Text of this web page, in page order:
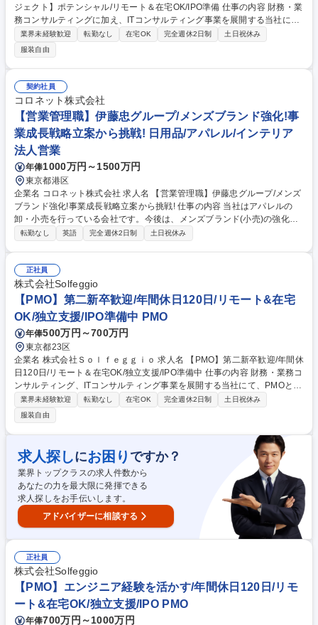
ジェクト】ポテンシャル/リモート＆在宅OK/IPO準備 仕事の内容 財務・業
務コンサルティングに加え、ITコンサルティング事業を展開する当社に
て、PMO（ポテンシャル採用）として、情報セキュリティプロジェクトサ
ポートを担当いただきます。★第二新卒歓迎ポジション 【具体的には】 ■
将来的には、PMOとして1つの案件のメイン担当となっていただくポジシ
ョン（提案書作成、業務の可視化、製品の導入及び運用支援、進捗管理や
報告） ■案件詳細：大手企業/数億から数10億の案件大規模案件に関わるこ
とができ、スキルが磨ける ★独立を目指す社員も多く、スキルを身に付け
たい方を応援する風土です 募集職種 【PMO/情報セキュリティプロジェク
ト】ポテンシャル/リモート＆在宅OK/IPO準備
業界未経験歓迎 転勤なし 在宅OK 完全週休2日制
土日祝休み
服装自由
契約社員
コロネット株式会社
【営業管理職】伊藤忠グループ/メンズブランド強化!事
業成長戦略立案から挑戦! 日用品/アパレル/インテリア
法人営業
年俸1000万円～1500万円
東京都港区
企業名 コロネット株式会社 求人名 【営業管理職】伊藤忠グループ/メンズ
ブランド強化!事業成長戦略立案から挑戦! 仕事の内容 当社はアパレルの
卸・小売を行っている会社です。今後は、メンズブランド(小売)の強化を
したいと思っており、アパレルのものづくりや小売り戦略を構築出来る部
業成長戦略の立案と実行■出店関連業務（デペロッパーとの交渉を含む）■
組織のマネジメント■本国との交渉■予算、決算管理業務 募集職種 【営業
管理職】伊藤忠グループ/メンズブランド強化!事業成長戦略立案から挑戦!
転勤なし 英語 完全週休2日制 土日祝休み
正社員
株式会社Solfeggio
【PMO】第二新卒歓迎/年間休日120日/リモート&在宅
OK/独立支援/IPO準備中 PMO
年俸500万円～700万円
東京都23区
企業名 株式会社Ｓｏｌｆｅｇｇｉｏ 求人名 【PMO】第二新卒歓迎/年間休
日120日/リモート＆在宅OK/独立支援/IPO準備中 仕事の内容 財務・業務コ
ンサルティング、ITコンサルティング事業を展開する当社にて、PMOとし
て、プロジェクトを主導をいただきます。クラウドの経験を活かしながら
活躍できる環境です★第二新卒歓迎 【具体的には】 ★ワークライフバラ
ンスを大切にしながら数億～数10億の大手企業の案件に関わる環境です。
■将来的には、PMとして1つの案件のメイン担当となっていただくポジシ
ョン（提案書作成、業務の可視化、製品の導入及び運用支援、進捗管理や
報告）■案件詳細：大手企業/数億から数10億の案件大規模案件に関わるこ
とができ、スキルが磨ける ★独立を目指す社員も多く、スキルを身に付け
たい方を応援する風土です 募集職種 【PMO】第二新卒歓迎/年間休日120
日/リモート＆在宅OK/独立支援/IPO準備中
業界未経験歓迎 転勤なし 在宅OK 完全週休2日制
土日祝休み
服装自由
求人探しにお困り ですか？
業界トップクラスの求人件数から
あなたの力を最大限に発揮できる
求人探しをお手伝いします。
アドバイザーに相談する
正社員
株式会社Solfeggio
【PMO】エンジニア経験を活かす/年間休日120日/リモ
ート&在宅OK/独立支援/IPO PMO
年俸700万円～1000万円